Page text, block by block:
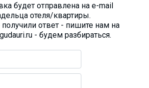
будет отправлена на e-mail
отеля/квартиры.
ответ - пишите нам на
- будем разбираться.